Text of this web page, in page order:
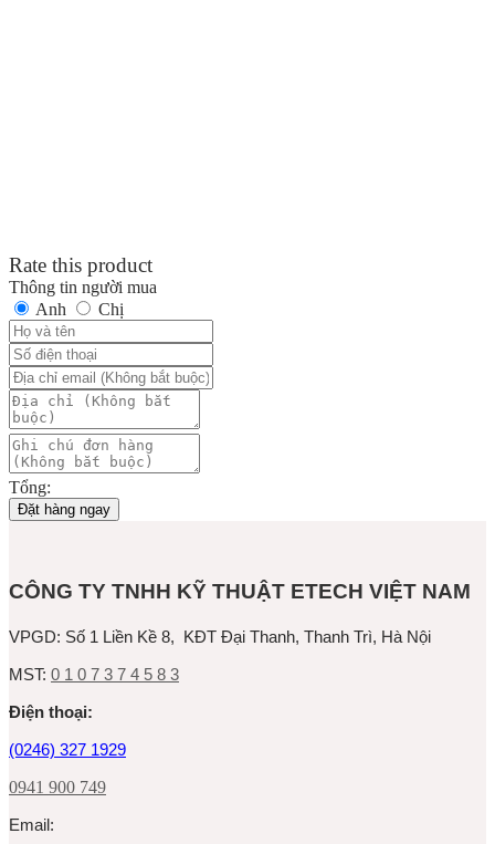
Rate this product
Thông tin người mua
Anh
Chị
Tổng:
Đặt hàng ngay
CÔNG TY TNHH KỸ THUẬT ETECH VIỆT NAM
VPGD: Số 1 Liền Kề 8, KĐT Đại Thanh, Thanh Trì, Hà Nội
MST: 0 1 0 7 3 7 4 5 8 3
Ðiện thoại:
(0246) 327 1929
0941 900 749
Email: